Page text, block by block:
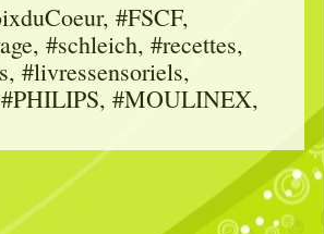
#FSCF,
#schleich, #recettes,
#livressensoriels,
#MOULINEX,